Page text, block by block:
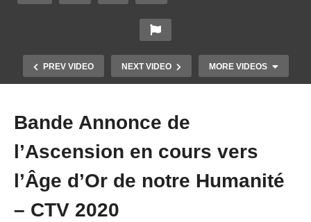
PREV VIDEO NEXT VIDEO MORE VIDEOS
Bande Annonce de
l’Ascension en cours vers
l’Âge d’Or de notre Humanité
– CTV 2020